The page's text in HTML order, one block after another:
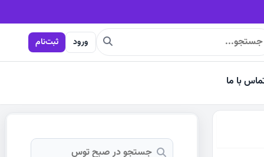
ورود ثبت‌نام
با ما